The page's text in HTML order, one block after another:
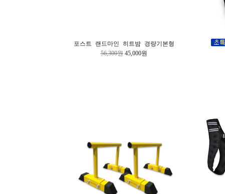
포스트 랜드마인 히트밤 경량기본형
56,300원 45,000원